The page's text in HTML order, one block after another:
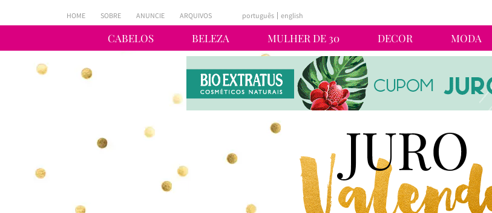
CABELOS BELEZA MULHER DE 30 DECOR MODA
HOME SOBRE ANUNCIE ARQUIVOS português english